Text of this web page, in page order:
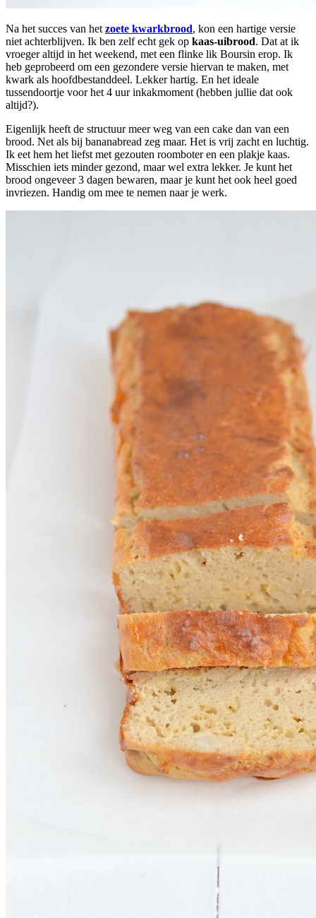
Na het succes van het zoete kwarkbrood, kon een hartige versie
niet achterblijven. Ik ben zelf echt gek op kaas-uibrood. Dat at ik
vroeger altijd in het weekend, met een flinke lik Boursin erop. Ik
heb geprobeerd om een gezondere versie hiervan te maken, met
kwark als hoofdbestanddeel. Lekker hartig. En het ideale
tussendoortje voor het 4 uur inkakmoment (hebben jullie dat ook
altijd?).
Eigenlijk heeft de structuur meer weg van een cake dan van een
brood. Net als bij bananabread zeg maar. Het is vrij zacht en luchtig.
Ik eet hem het liefst met gezouten roomboter en een plakje kaas.
Misschien iets minder gezond, maar wel extra lekker. Je kunt het
brood ongeveer 3 dagen bewaren, maar je kunt het ook heel goed
invriezen. Handig om mee te nemen naar je werk.